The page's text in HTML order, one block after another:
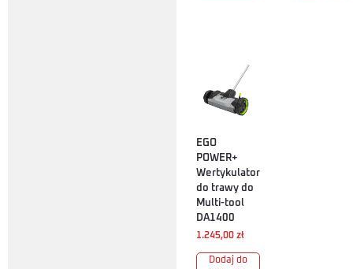
EGO
POWER+
Wertykulator
do trawy do
Multi-tool
DA1400
1.245,00 zł
Dodaj do